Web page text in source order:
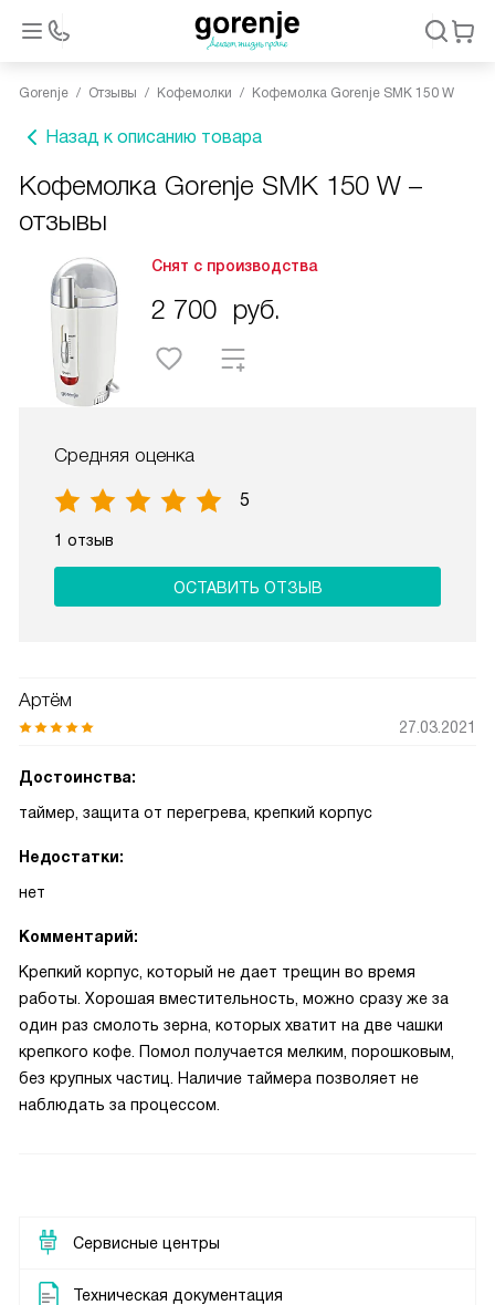
Gorenje Отзывы Кофемолки Кофемолка Gorenje SMK 150 W
Назад к описанию товара
Кофемолка Gorenje SMK 150 W –
отзывы
Снят с производства
2 700 руб.
Средняя оценка
5
1 отзыв
ОСТАВИТЬ ОТЗЫВ
Артём
27.03.2021
Достоинства:
таймер, защита от перегрева, крепкий корпус
Недостатки:
нет
Комментарий:
Крепкий корпус, который не дает трещин во время
работы. Хорошая вместительность, можно сразу же за
один раз смолоть зерна, которых хватит на две чашки
крепкого кофе. Помол получается мелким, порошковым,
без крупных частиц. Наличие таймера позволяет не
наблюдать за процессом.
Сервисные центры
Техническая документация